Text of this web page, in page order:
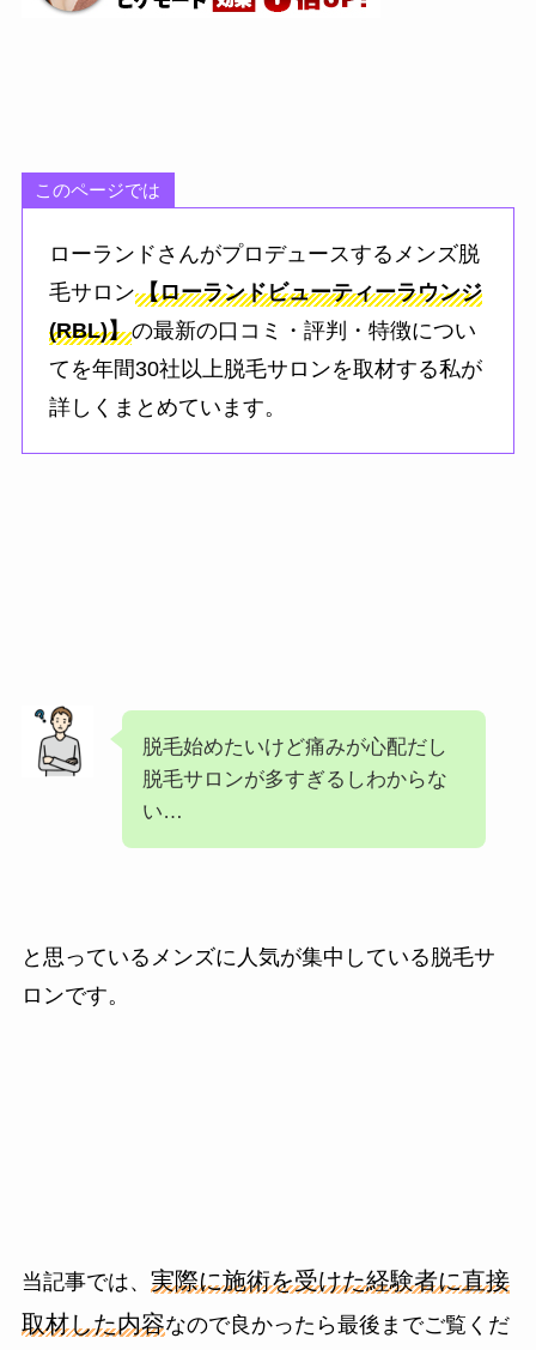
このページでは
ローランドさんがプロデュースするメンズ脱
毛サロン【ローランドビューティーラウンジ
(RBL)】の最新の口コミ・評判・特徴につい
てを年間30社以上脱毛サロンを取材する私が
詳しくまとめています。
脱毛始めたいけど痛みが心配だし
脱毛サロンが多すぎるしわからな
い…
と思っているメンズに人気が集中している脱毛サ
ロンです。
当記事では、 実際に施術を受けた経験者に直接
取材した内容なので良かったら最後までご覧くだ